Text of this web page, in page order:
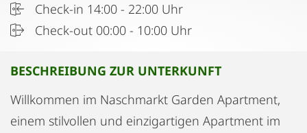
Check-in 14:00 - 22:00 Uhr
Check-out 00:00 - 10:00 Uhr
BESCHREIBUNG ZUR UNTERKUNFT
Willkommen im Naschmarkt Garden Apartment,
einem stilvollen und einzigartigen Apartment im